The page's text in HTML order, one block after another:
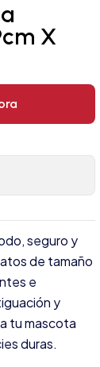
X
seguro y
de tamaño
e
y
tu mascota
duras.